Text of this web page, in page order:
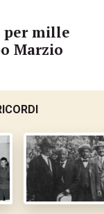
per mille
Marzio